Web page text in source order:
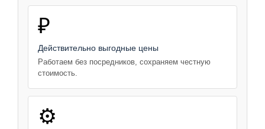
₽
Действительно выгодные цены
Работаем без посредников, сохраняем честную
стоимость.
⚙️